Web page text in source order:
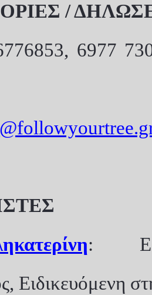
/
6977
:
Ειδικευόμενη